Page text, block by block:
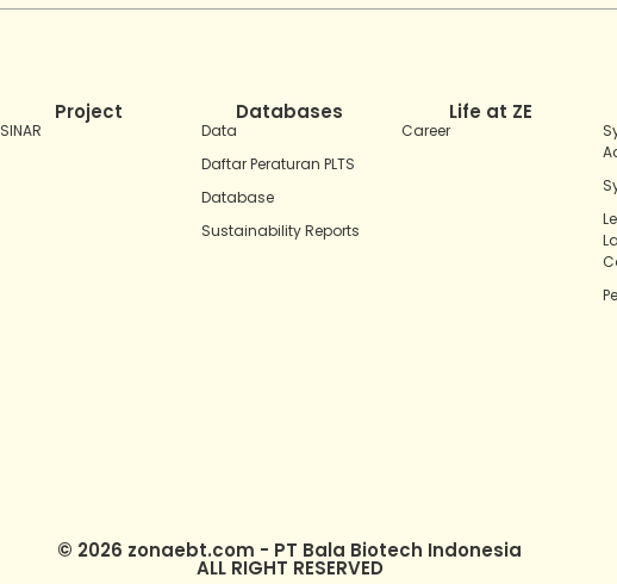
Project
SINAR
Databases
Data
Daftar Peraturan PLTS
Database
Sustainability Reports
Life at ZE
Career
© 2026 zonaebt.com - PT Bala Biotech Indonesia
ALL RIGHT RESERVED